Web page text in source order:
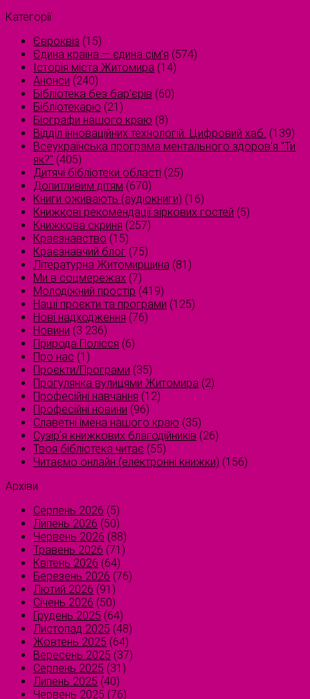
Категорії
Євроквіз (15)
Єдина країна — єдина сім’я (574)
Історія міста Житомира (14)
Анонси (240)
Бібліотека без бар'єрів (60)
Бібліотекарю (21)
Біографи нашого краю (8)
Відділ інноваційних технологій. Цифровий хаб. (139)
Всеукраїнська програма ментального здоров'я "Ти
як?" (405)
Дитячі бібліотеки області (25)
Допитливим дітям (670)
Книги оживають (аудіокниги) (16)
Книжкові рекомендації зіркових гостей (5)
Книжкова скриня (257)
Краєзнавство (15)
Краєзнавчий блог (75)
Літературна Житомирщина (81)
Ми в соцмережах (7)
Молодіжний простір (419)
Наші проєкти та програми (125)
Нові надходження (76)
Новини (3 236)
Природа Полісся (6)
Про нас (1)
Проєкти/Програми (35)
Прогулянка вулицями Житомира (2)
Професійні навчання (12)
Професійні новини (96)
Славетні імена нашого краю (35)
Сузірʼя книжкових благодійників (26)
Твоя бібліотека читає (55)
Читаємо онлайн (електронні книжки) (156)
Архіви
Серпень 2026 (5)
Липень 2026 (50)
Червень 2026 (88)
Травень 2026 (71)
Квітень 2026 (64)
Березень 2026 (76)
Лютий 2026 (91)
Січень 2026 (50)
Грудень 2025 (64)
Листопад 2025 (48)
Жовтень 2025 (64)
Вересень 2025 (37)
Серпень 2025 (31)
Липень 2025 (40)
Червень 2025 (76)